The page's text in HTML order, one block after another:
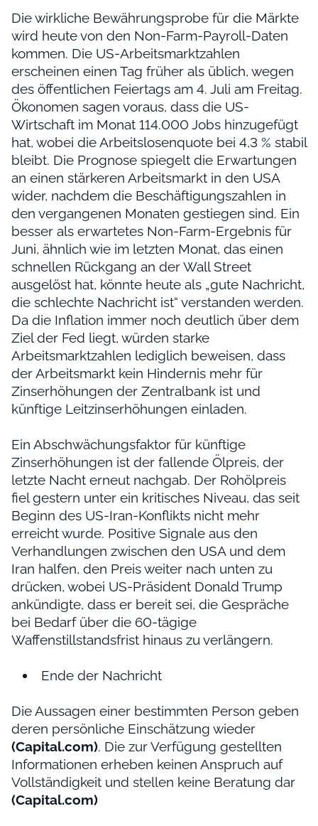
Die wirkliche Bewährungsprobe für die Märkte
wird heute von den Non-Farm-Payroll-Daten
kommen. Die US-Arbeitsmarktzahlen
erscheinen einen Tag früher als üblich, wegen
des öffentlichen Feiertags am 4. Juli am Freitag.
Ökonomen sagen voraus, dass die US-
Wirtschaft im Monat 114.000 Jobs hinzugefügt
hat, wobei die Arbeitslosenquote bei 4,3 % stabil
bleibt. Die Prognose spiegelt die Erwartungen
an einen stärkeren Arbeitsmarkt in den USA
wider, nachdem die Beschäftigungszahlen in
den vergangenen Monaten gestiegen sind. Ein
besser als erwartetes Non-Farm-Ergebnis für
Juni, ähnlich wie im letzten Monat, das einen
schnellen Rückgang an der Wall Street
ausgelöst hat, könnte heute als „gute Nachricht,
die schlechte Nachricht ist“ verstanden werden.
Da die Inflation immer noch deutlich über dem
Ziel der Fed liegt, würden starke
Arbeitsmarktzahlen lediglich beweisen, dass
der Arbeitsmarkt kein Hindernis mehr für
Zinserhöhungen der Zentralbank ist und
künftige Leitzinserhöhungen einladen.
Ein Abschwächungsfaktor für künftige
Zinserhöhungen ist der fallende Ölpreis, der
letzte Nacht erneut nachgab. Der Rohölpreis
fiel gestern unter ein kritisches Niveau, das seit
Beginn des US-Iran-Konflikts nicht mehr
erreicht wurde. Positive Signale aus den
Verhandlungen zwischen den USA und dem
Iran halfen, den Preis weiter nach unten zu
drücken, wobei US-Präsident Donald Trump
ankündigte, dass er bereit sei, die Gespräche
bei Bedarf über die 60-tägige
Waffenstillstandsfrist hinaus zu verlängern.
Ende der Nachricht
Die Aussagen einer bestimmten Person geben
deren persönliche Einschätzung wieder
(Capital.com). Die zur Verfügung gestellten
Informationen erheben keinen Anspruch auf
Vollständigkeit und stellen keine Beratung dar
(Capital.com)